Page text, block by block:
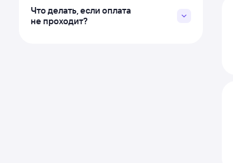
Что делать, если оплата
не проходит?